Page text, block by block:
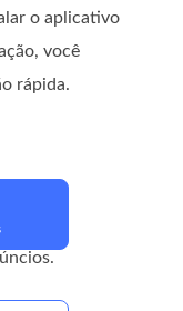
o aplicativo
você
rápida.